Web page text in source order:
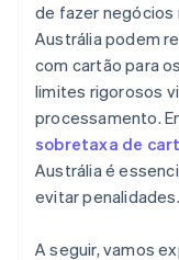
de fazer negócios
Austrália podem
com cartão para
limites rigorosos
processamento.
sobretaxa de
Austrália é
evitar penalidades.
A seguir, vamos